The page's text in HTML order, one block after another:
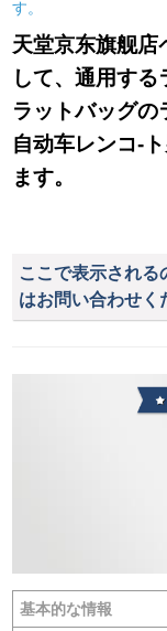
天堂京东旗舰店
して、通用す
ラットバッグの
自动车レンコ-
ます。
ここで表示される
はお問い合わせく
基本的な情報